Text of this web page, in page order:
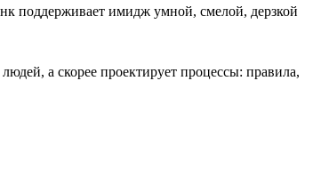
поддерживает имидж умной, смелой, дерзкой
а скорее проектирует процессы: правила,